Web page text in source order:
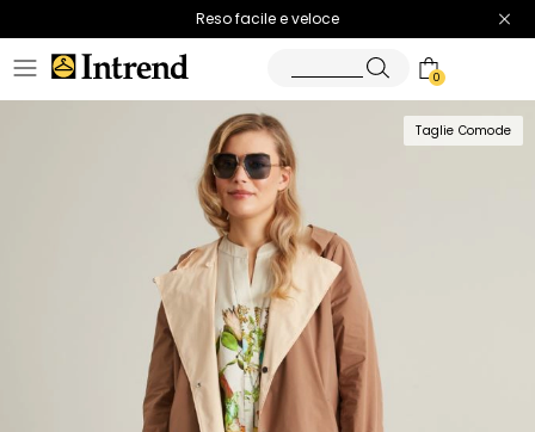
Spedizione gratuita
Reso facile e veloce
0
Taglie Comode